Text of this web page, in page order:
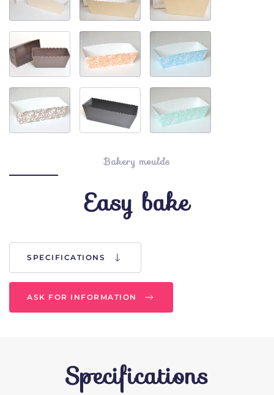
Bakery moulds
Easy bake
SPECIFICATIONS
ASK FOR INFORMATION
Specifications